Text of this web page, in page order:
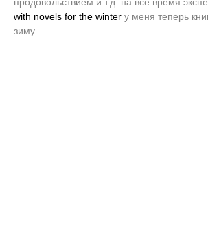
with novels for the winter у меня теперь
зиму